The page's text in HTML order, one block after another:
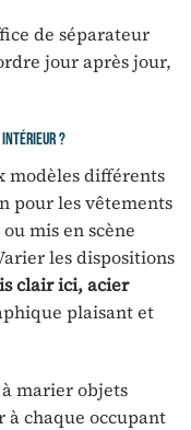
de séparateur
jour après jour,
intérieur ?
modèles différents
pour les vêtements
mis en scène
les dispositions
clair ici, acier
plaisant et
à marier objets
chaque occupant